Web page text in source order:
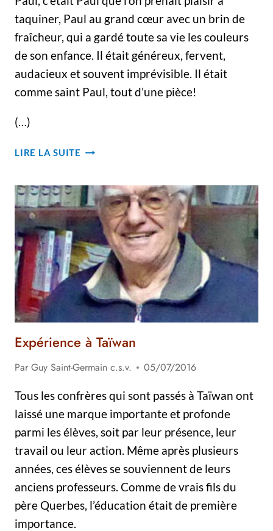
taquiner, Paul au grand cœur avec un brin de
fraîcheur, qui a gardé toute sa vie les couleurs
de son enfance. Il était généreux, fervent,
audacieux et souvent imprévisible. Il était
comme saint Paul, tout d’une pièce!
(…)
LIRE LA SUITE HOMMAGE
DU
PÈRE
PAUL
CHARBONNEAU,
C.S.V.
Expérience à Taïwan
Par Guy Saint-Germain c.s.v.
05/07/2016
Tous les confrères qui sont passés à Taïwan ont
laissé une marque importante et profonde
parmi les élèves, soit par leur présence, leur
travail ou leur action. Même après plusieurs
années, ces élèves se souviennent de leurs
anciens professeurs. Comme de vrais fils du
père Querbes, l’éducation était de première
importance.